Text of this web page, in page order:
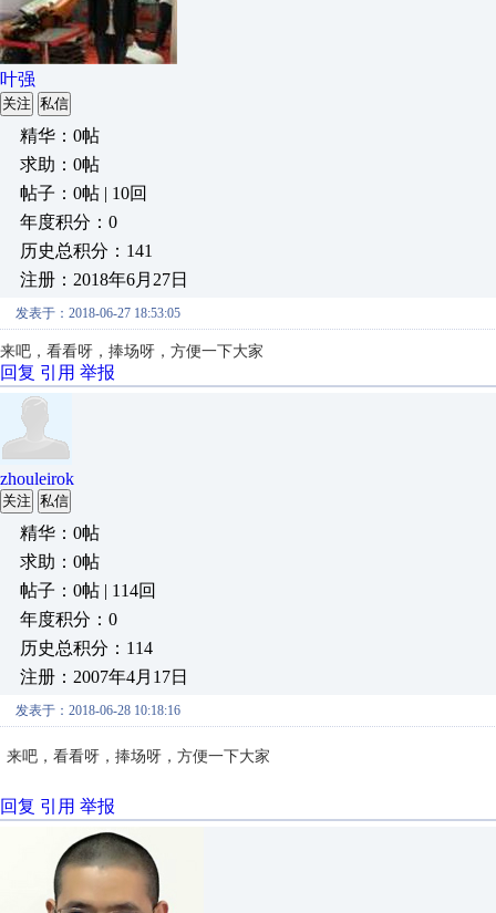
叶强
关注 私信
精华：0帖
求助：0帖
帖子：0帖 | 10回
年度积分：0
历史总积分：141
注册：2018年6月27日
发表于：2018-06-27 18:53:05
来吧，看看呀，捧场呀，方便一下大家
回复 引用 举报
zhouleirok
关注 私信
精华：0帖
求助：0帖
帖子：0帖 | 114回
年度积分：0
历史总积分：114
注册：2007年4月17日
发表于：2018-06-28 10:18:16
来吧，看看呀，捧场呀，方便一下大家
回复 引用 举报